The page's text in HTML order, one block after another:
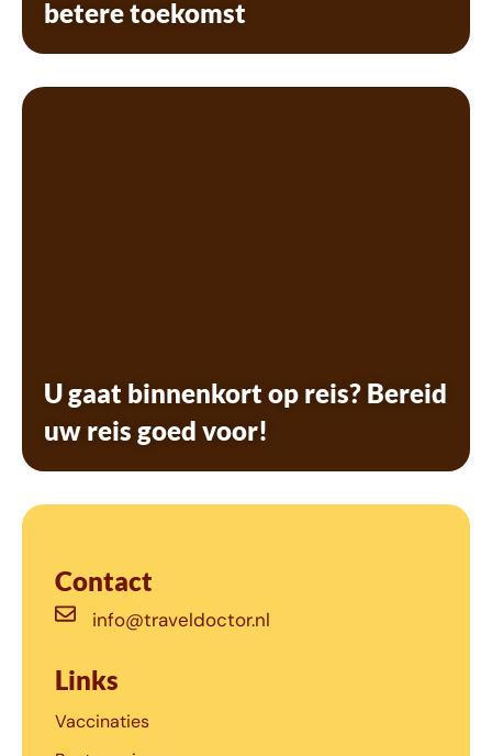
betere toekomst
U gaat binnenkort op reis? Bereid
uw reis goed voor!
Contact
info@traveldoctor.nl
Links
Vaccinaties